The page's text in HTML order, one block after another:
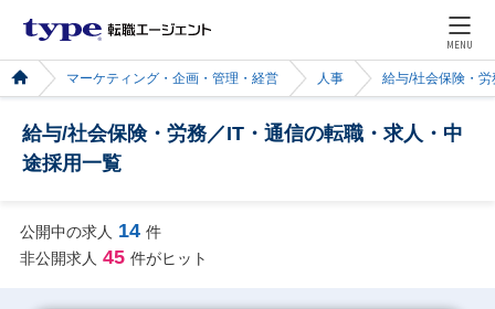
MENU
マーケティング・企画・管理・経営 人事 給与/社会保険・労
給与/社会保険・労務／IT・通信の転職・求人・中
途採用一覧
公開中の求人 14 件
非公開求人 45 件がヒット